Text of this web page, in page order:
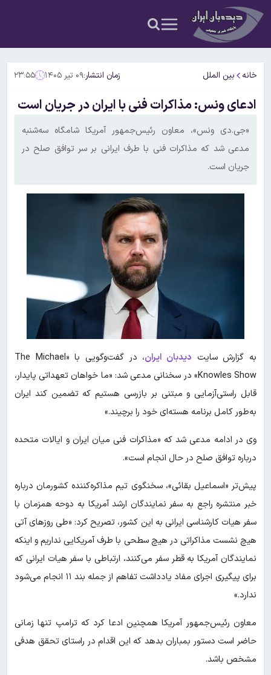
خانه بین الملل زمان انتشار:۰۹ تیر ۱۴۰۵ ۲۳:۵۵
ادعای ونس: مذاکرات فنی با ایران در جریان است
«جی.دی ونس»، معاون رئیس‌جمهور آمریکا شامگاه سه‌شنبه
مدعی شد که مذاکرات فنی با طرف ایرانی بر سر توافق صلح در
جریان است.
به گزارش سایت دیدبان ایران
، در گفت‌وگویی با «The Michael
Knowles Show» در سخنانی مدعی شد: «ما خواهان تعهداتی پایدار،
قابل راستی‌آزمایی و مبتنی بر بازرسی هستیم که تضمین کند ایران
به‌طور کامل برنامه هسته‌ای خود را برچیند.»
وی در ادامه مدعی شد که «مذاکرات فنی میان ایران و ایالات متحده
درباره توافق صلح در حال انجام است».
پیش‌تر «اسماعیل بقائی»، سخنگوی تیم مذاکره‌کننده کشورمان درباره
خبر منتشره راجع به سفر نمایندگان ارشد آمریکا به دوحه همزمان با
سفر هیات کارشناسی ایرانی به این کشور، تصریح کرد: «طی روزهای آتی
هیچ نشست مذاکراتی در هیچ سطحی با طرف آمریکایی نداریم و اینکه
نمایندگان آمریکا به قطر سفر می‌کنند، ارتباطی با سفر هیات ایرانی که
برای پیگیری اجرای مفاد یادداشت تفاهم از جمله بند ۱۱ انجام می‌شود
ندارد.»
معاون رئیس‌جمهور آمریکا همچنین ادعا کرد که ترامپ تنها زمانی
حاضر است دستور بمباران بدهد که این اقدام در راستای تحقق هدفی
مشخص باشد.